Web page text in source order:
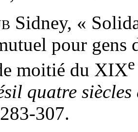
Sidney, «
pour gens
moitié du XIXe
quatre siècles
307.